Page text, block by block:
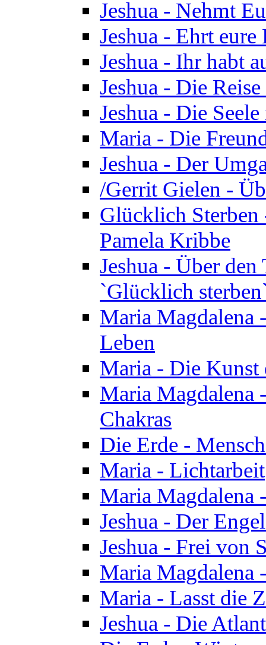
Jeshua - Nehmt
Jeshua - Ehrt
Jeshua - Ihr habt
Jeshua - Die
Jeshua - Die
Maria - Die
Jeshua - Der
/Gerrit Gielen -
Glücklich
Pamela Kribbe
Jeshua - Über
`Glücklich
Maria Magdalena
Leben
Maria - Die Kunst
Maria Magdalena
Chakras
Die Erde -
Maria - Lichtarbeit
Maria Magdalena
Jeshua - Der
Jeshua - Frei von
Maria Magdalena
Maria - Lasst die
Jeshua - Die